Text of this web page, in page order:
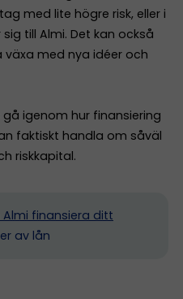
med lite högre risk, eller i
till Almi. Det kan också
med nya idéer och
igenom hur finansiering
faktiskt handla om såväl
riskkapital.
Almi finansiera ditt
av lån